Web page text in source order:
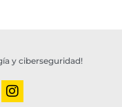
y ciberseguridad!